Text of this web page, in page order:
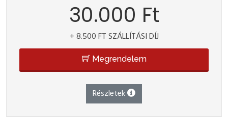
30.000 Ft
+ 8.500 FT SZÁLLÍTÁSI DÍJ
Megrendelem
Részletek